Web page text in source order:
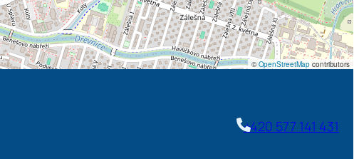
©OpenStreetMap contributors
+420 577 141 431